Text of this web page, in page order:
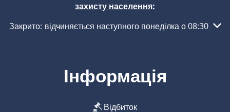
захисту населення:
Натисніть, щоб приховати інші години роботи або
Закрито: відчиняється наступного понеділка о 08:30
Інформація
Відбиток